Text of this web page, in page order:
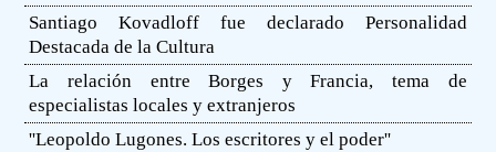
Santiago Kovadloff fue declarado Personalidad
Destacada de la Cultura
La relación entre Borges y Francia, tema de
especialistas locales y extranjeros
''Leopoldo Lugones. Los escritores y el poder''